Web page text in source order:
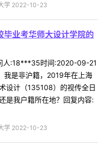
学 2022-10-23
业考华师大设计学院的
人:18***35时间:2020-09-21
我是非沪籍，2019年在上海
设计（135108）的视传全日
是我户籍所在地？回复内容:
学 2022-10-23